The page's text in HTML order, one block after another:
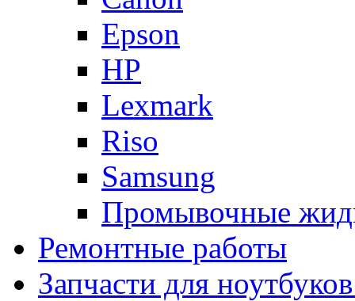
Epson
HP
Lexmark
Riso
Samsung
Промывочные
Ремонтные работы
Запчасти для